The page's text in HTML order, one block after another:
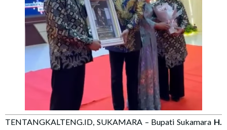
TENTANGKALTENG.ID, SUKAMARA – Bupati Sukamara H.